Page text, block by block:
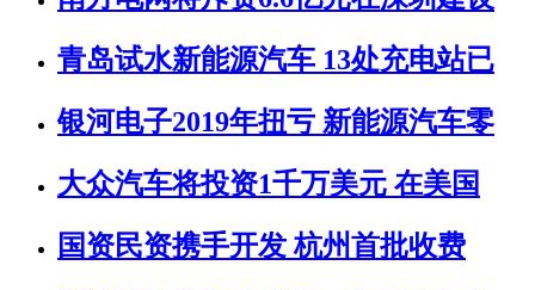
青岛试水新能源汽车 13处充电站已
银河电子2019年扭亏 新能源汽车零
大众汽车将投资1千万美元 在美国
国资民资携手开发 杭州首批收费